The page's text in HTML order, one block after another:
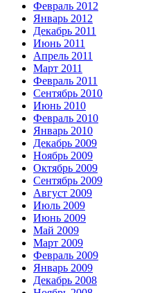
Февраль 2012
Январь 2012
Декабрь 2011
Июнь 2011
Апрель 2011
Март 2011
Февраль 2011
Сентябрь 2010
Июнь 2010
Февраль 2010
Январь 2010
Декабрь 2009
Ноябрь 2009
Октябрь 2009
Сентябрь 2009
Август 2009
Июль 2009
Июнь 2009
Май 2009
Март 2009
Февраль 2009
Январь 2009
Декабрь 2008